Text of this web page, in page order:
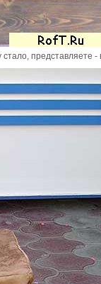
представляете -